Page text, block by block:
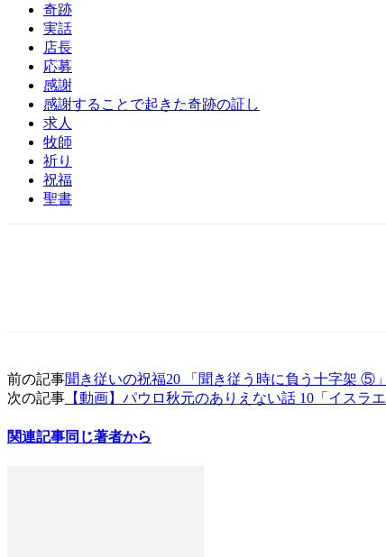
奇跡
実話
店長
応募
感謝
感謝することで起きた奇跡の証し
求人
牧師
祈り
祝福
聖書
前の記事聞き従いの祝福20 「聞き従う時に負う十字架 ⑤」
次の記事 【動画】パウロ秋元のありえない話 10「イスラ
関連記事同じ著者から